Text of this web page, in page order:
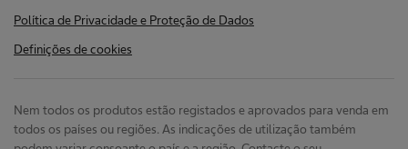
Política de Privacidade e Proteção de Dados
Definições de cookies
Nem todos os produtos estão registados e aprovados para venda em
todos os países ou regiões. As indicações de utilização também